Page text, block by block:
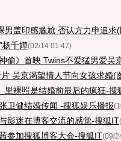
男盖印感尴尬 否认方力申追求
杨千嬅(02/14 01:47)
偷》首映 Twins不爱猛男爱吴
吴京渴望情人节向女孩求婚(
里裸照是结婚前最后的疯狂-搜
卫健结婚传闻 -搜狐娱乐播报
影迷在博客交流的感觉-搜狐IT
参加搜狐博客大会-搜狐IT(09/